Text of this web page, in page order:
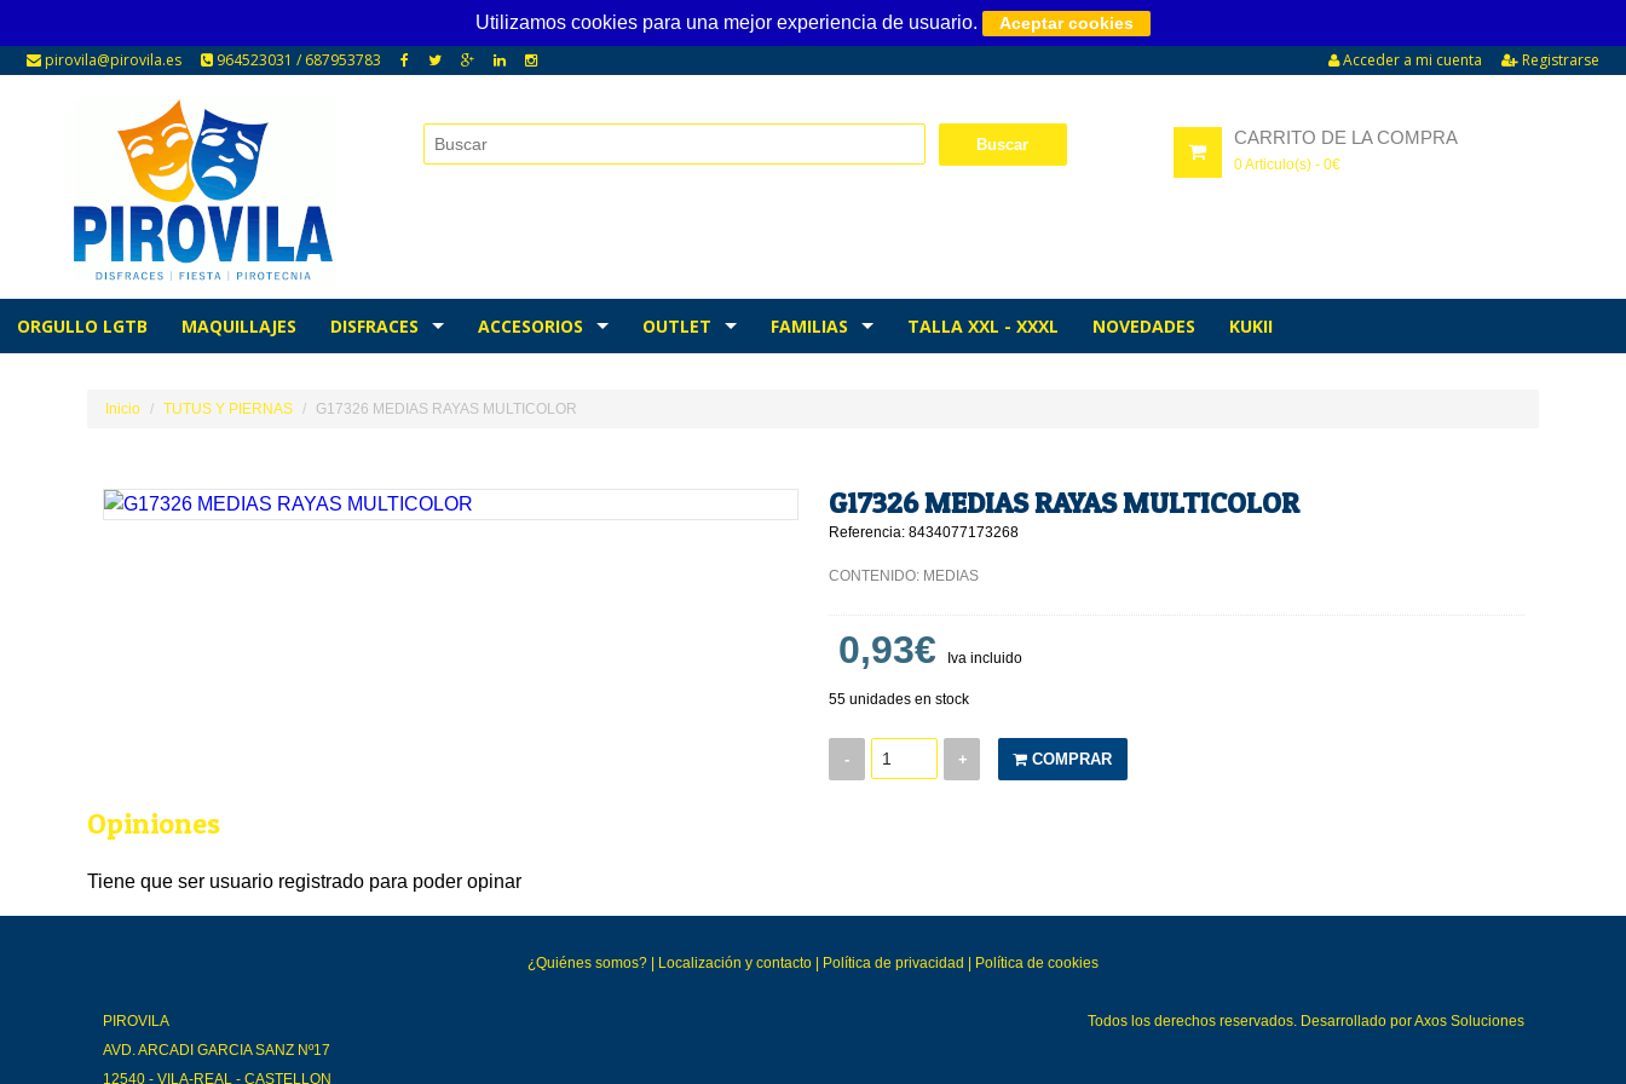
Utilizamos cookies para una mejor experiencia de usuario. Aceptar cookies
pirovila@pirovila.es 964523031 / 687953783 Acceder a mi cuenta Registrarse
CARRITO DE LA COMPRA
0Articulo(s) - 0€
ORGULLO LGTB MAQUILLAJES DISFRACES ACCESORIOS OUTLET FAMILIAS TALLA XXL - XXXL NOVEDADES KUKII
Inicio TUTUS Y PIERNAS G17326 MEDIAS RAYAS MULTICOLOR
G17326 MEDIAS RAYAS MULTICOLOR
Referencia: 8434077173268
CONTENIDO: MEDIAS
0,93€ Iva incluido
55 unidades en stock
- + COMPRAR
Opiniones
Tiene que ser usuario registrado para poder opinar
¿Quiénes somos? Localización y contacto Política de privacidad Política de cookies
PIROVILA
AVD. ARCADI GARCIA SANZ Nº17
12540 - VILA-REAL - CASTELLON
Todos los derechos reservados. Desarrollado porAxos Soluciones